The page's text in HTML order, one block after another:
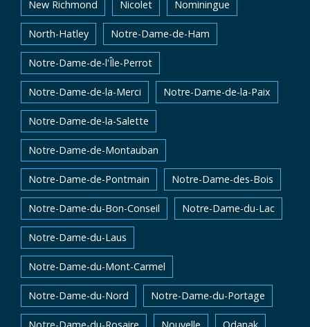
New Richmond Nicolet Nominingue
North-Hatley Notre-Dame-de-Ham
Notre-Dame-de-l'Île-Perrot
Notre-Dame-de-la-Merci Notre-Dame-de-la-Paix
Notre-Dame-de-la-Salette
Notre-Dame-de-Montauban
Notre-Dame-de-Pontmain Notre-Dame-des-Bois
Notre-Dame-du-Bon-Conseil Notre-Dame-du-Lac
Notre-Dame-du-Laus
Notre-Dame-du-Mont-Carmel
Notre-Dame-du-Nord Notre-Dame-du-Portage